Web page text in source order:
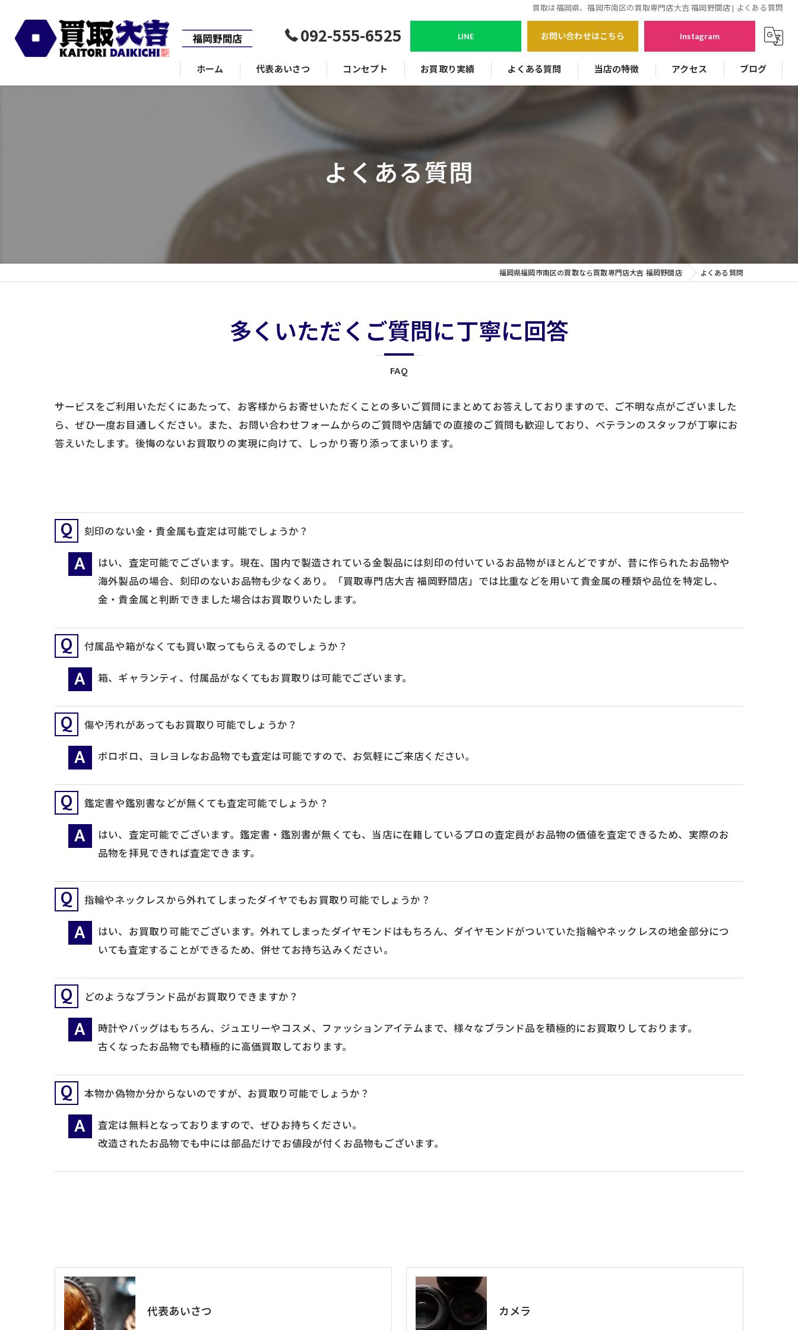
買取は福岡県、福岡市南区の買取専門店大吉 福岡野間店 | よくある質問
092-555-6525 LINE お問い合わせはこちら Instagram
ホーム 代表あいさつ コンセプト お買取り実績 よくある質問 当店の特徴 アクセス ブログ
よくある質問
福岡県福岡市南区の買取なら買取専門店大吉 福岡野間店 よくある質問
多くいただくご質問に丁寧に回答
FAQ
サービスをご利用いただくにあたって、お客様からお寄せいただくことの多いご質問にまとめてお答えしておりますので、ご不明な点がございました
ら、ぜひ一度お目通しください。また、お問い合わせフォームからのご質問や店舗での直接のご質問も歓迎しており、ベテランのスタッフが丁寧にお
答えいたします。後悔のないお買取りの実現に向けて、しっかり寄り添ってまいります。
刻印のない金・貴金属も査定は可能でしょうか？
はい、査定可能でございます。現在、国内で製造されている金製品には刻印の付いているお品物がほとんどですが、昔に作られたお品物や
海外製品の場合、刻印のないお品物も少なくあり。「買取専門店大吉 福岡野間店」では比重などを用いて貴金属の種類や品位を特定し、
金・貴金属と判断できました場合はお買取りいたします。
付属品や箱がなくても買い取ってもらえるのでしょうか？
箱、ギャランティ、付属品がなくてもお買取りは可能でございます。
傷や汚れがあってもお買取り可能でしょうか？
ボロボロ、ヨレヨレなお品物でも査定は可能ですので、お気軽にご来店ください。
鑑定書や鑑別書などが無くても査定可能でしょうか？
はい、査定可能でございます。鑑定書・鑑別書が無くても、当店に在籍しているプロの査定員がお品物の価値を査定できるため、実際のお
品物を拝見できれば査定できます。
指輪やネックレスから外れてしまったダイヤでもお買取り可能でしょうか？
はい、お買取り可能でございます。外れてしまったダイヤモンドはもちろん、ダイヤモンドがついていた指輪やネックレスの地金部分につ
いても査定することができるため、併せてお持ち込みください。
どのようなブランド品がお買取りできますか？
時計やバッグはもちろん、ジュエリーやコスメ、ファッションアイテムまで、様々なブランド品を積極的にお買取りしております。
古くなったお品物でも積極的に高価買取しております。
本物か偽物か分からないのですが、お買取り可能でしょうか？
査定は無料となっておりますので、ぜひお持ちください。
改造されたお品物でも中には部品だけでお値段が付くお品物もございます。
代表あいさつ カメラ